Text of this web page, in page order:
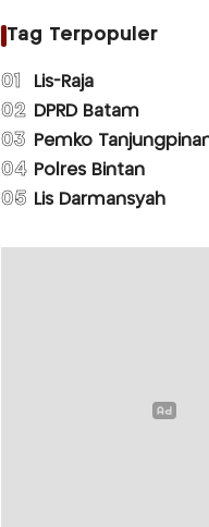
Tag Terpopuler
01 Lis-Raja
02 DPRD Batam
03 Pemko
04 Polres Bintan
05 Lis Darmansyah